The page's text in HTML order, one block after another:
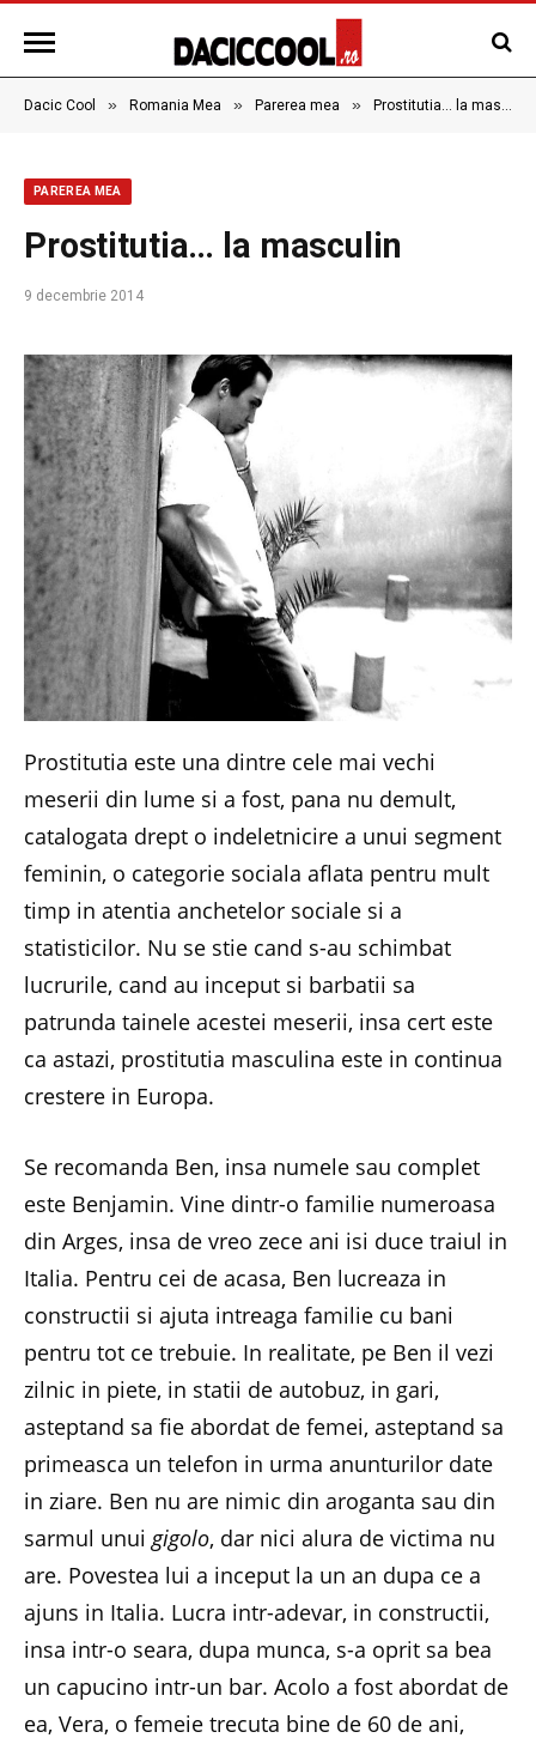
Dacic Cool » Romania Mea » Parerea mea » Prostitutia… la masculin
PAREREA MEA
Prostitutia… la masculin
9 decembrie 2014
Prostitutia este una dintre cele mai vechi
meserii din lume si a fost, pana nu demult,
catalogata drept o indeletnicire a unui segment
feminin, o categorie sociala aflata pentru mult
timp in atentia anchetelor sociale si a
statisticilor. Nu se stie cand s-au schimbat
lucrurile, cand au inceput si barbatii sa
patrunda tainele acestei meserii, insa cert este
ca astazi, prostitutia masculina este in continua
crestere in Europa.
Se recomanda Ben, insa numele sau complet
este Benjamin. Vine dintr-o familie numeroasa
din Arges, insa de vreo zece ani isi duce traiul in
Italia. Pentru cei de acasa, Ben lucreaza in
constructii si ajuta intreaga familie cu bani
pentru tot ce trebuie. In realitate, pe Ben il vezi
zilnic in piete, in statii de autobuz, in gari,
asteptand sa fie abordat de femei, asteptand sa
primeasca un telefon in urma anunturilor date
in ziare. Ben nu are nimic din aroganta sau din
sarmul unui gigolo, dar nici alura de victima nu
are. Povestea lui a inceput la un an dupa ce a
ajuns in Italia. Lucra intr-adevar, in constructii,
insa intr-o seara, dupa munca, s-a oprit sa bea
un capucino intr-un bar. Acolo a fost abordat de
ea, Vera, o femeie trecuta bine de 60 de ani,